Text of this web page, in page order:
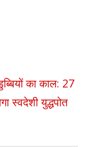
का काल: 27
स्वदेशी युद्धपोत